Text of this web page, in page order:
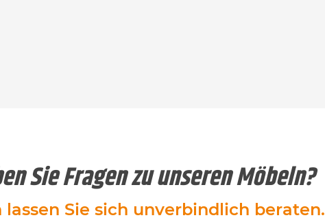
Sie Fragen zu unseren Möbeln?
lassen Sie sich unverbindlich beraten.